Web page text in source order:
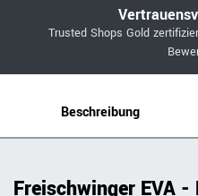
Trusted Shops Gold
Beschreibung
Freischwinger EVA -